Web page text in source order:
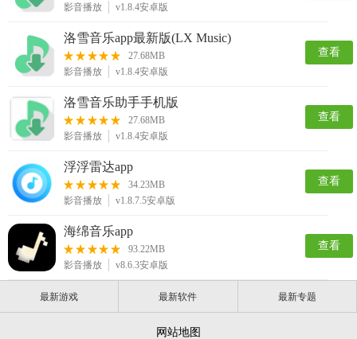
影音播放
v1.8.4安卓版
洛雪音乐app最新版(LX Music)
27.68MB
影音播放
v1.8.4安卓版
查看
洛雪音乐助手手机版
27.68MB
影音播放
v1.8.4安卓版
查看
浮浮雷达app
34.23MB
影音播放
v1.8.7.5安卓版
查看
海绵音乐app
93.22MB
影音播放
v8.6.3安卓版
查看
最新游戏 最新软件 最新专题
网站地图